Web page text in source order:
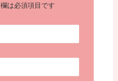
は必須項目です